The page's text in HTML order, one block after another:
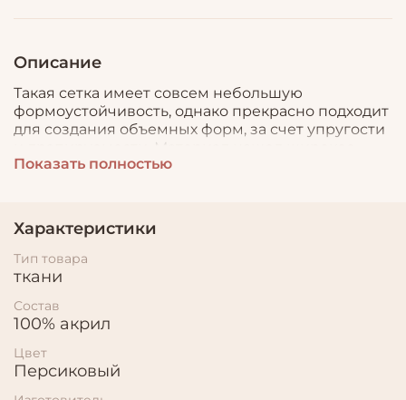
Описание
Такая сетка имеет совсем небольшую
формоустойчивость, однако прекрасно подходит
для создания объемных форм, за счет упругости
и драпируемости. Материал нашел широкое
применение в пошиве нарядной одежды,
Показать полностью
Характеристики
Тип товара
ткани
Состав
100% акрил
Цвет
Персиковый